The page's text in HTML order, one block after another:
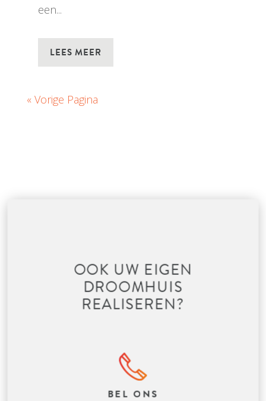
een...
LEES MEER
« Vorige Pagina
OOK UW EIGEN
DROOMHUIS
REALISEREN?
BEL ONS